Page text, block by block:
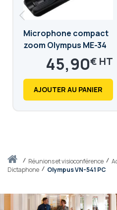
Accueilréunions et visioconférence
Dictaphone
Olympus VN-541 PC
Microphone compact
zoom Olympus ME-34
45,90€
AJOUTER AU PANIER